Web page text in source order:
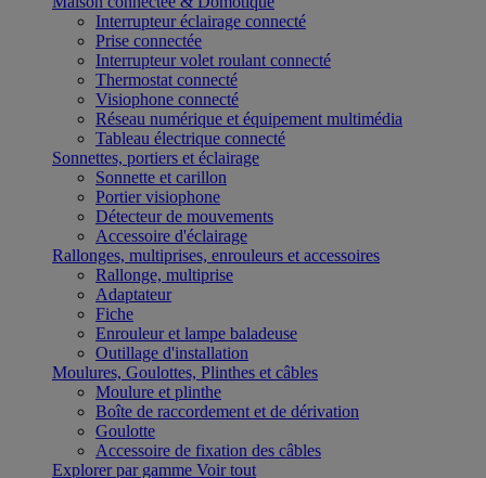
Interrupteur éclairage connecté
Prise connectée
Interrupteur volet roulant connecté
Thermostat connecté
Visiophone connecté
Réseau numérique et équipement multimédia
Tableau électrique connecté
Sonnettes, portiers et éclairage
Sonnette et carillon
Portier visiophone
Détecteur de mouvements
Accessoire d'éclairage
Rallonges, multiprises, enrouleurs et accessoires
Rallonge, multiprise
Adaptateur
Fiche
Enrouleur et lampe baladeuse
Outillage d'installation
Moulures, Goulottes, Plinthes et câbles
Moulure et plinthe
Boîte de raccordement et de dérivation
Goulotte
Accessoire de fixation des câbles
Explorer par gamme Voir tout